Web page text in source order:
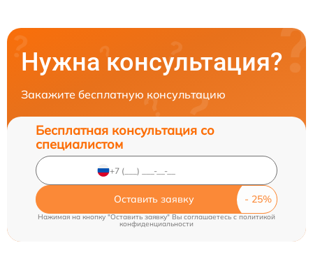
Нужна консультация?
Закажите бесплатную консультацию
Бесплатная консультация со
специалистом
Оставить заявку
Нажимая на кнопку "Оставить заявку" Вы соглашаетесь c политикой
конфиденциальности